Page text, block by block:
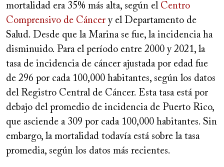
mortalidad era 35% más alta, según el Centro
Comprensivo de Cáncer y el Departamento de
Salud. Desde que la Marina se fue, la incidencia ha
disminuido. Para el período entre 2000 y 2021, la
tasa de incidencia de cáncer ajustada por edad fue
de 296 por cada 100,000 habitantes, según los datos
del Registro Central de Cáncer. Esta tasa está por
debajo del promedio de incidencia de Puerto Rico,
que asciende a 309 por cada 100,000 habitantes. Sin
embargo, la mortalidad todavía está sobre la tasa
promedia, según los datos más recientes.